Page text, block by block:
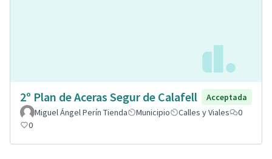
2º Plan de Aceras Segur de Calafell
Acceptada
Miguel Ángel Perín Tienda
Municipio Calles y Viales
0
0